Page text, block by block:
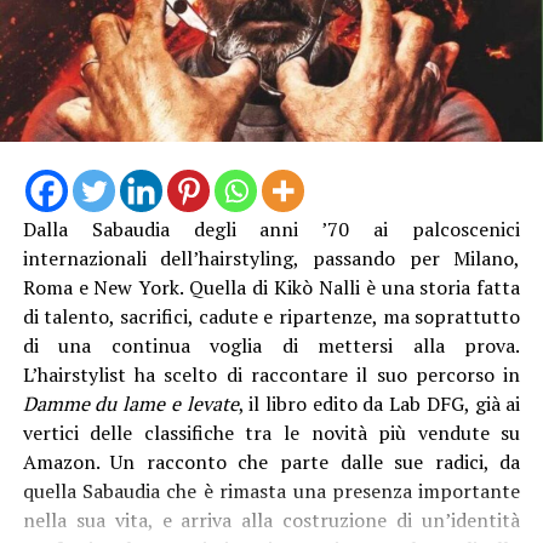
prevenire i fenomeni criminali e restituire ai cittadini
spazi pubblici più sicuri e vivibili. Continueremo in
questa direzione perché dalla sicurezza dipende la
qualità della vita delle nostre comunità e la serenità dei
cittadini», sottolinea l’assessoreLuisa Regimenti.
“La struttura messa in funzione questa mattina è lunga
13 metri e alta 3 metri, con travi in acciaio e specifici
trattamenti protettivi per garantire la durabilità anche
in ambienti marini”, è stato spiegato. Con il direttore
generale Natalino Corbo e il presidente del Consorzio di
Bonifica Lino Conti, erano presenti l’assessore regionale
all’Agricoltura Giancarlo Righini, il direttore generale di
Anbi Lazio Andrea Renna, il presidente della
commissione regionale attività produttive, Vittorio
Sambucci e il sindaco di Terracina Francesco Giannetti.
Dalla Sabaudia degli anni ’70 ai palcoscenici
internazionali dell’hairstyling, passando per Milano,
Roma e New York. Quella di Kikò Nalli è una storia fatta
di talento, sacrifici, cadute e ripartenze, ma soprattutto
di una continua voglia di mettersi alla prova.
L’hairstylist ha scelto di raccontare il suo percorso in
Damme du lame e levate, il libro edito da Lab DFG, già ai
vertici delle classifiche tra le novità più vendute su
Amazon. Un racconto che parte dalle sue radici, da
quella Sabaudia che è rimasta una presenza importante
nella sua vita, e arriva alla costruzione di un’identità